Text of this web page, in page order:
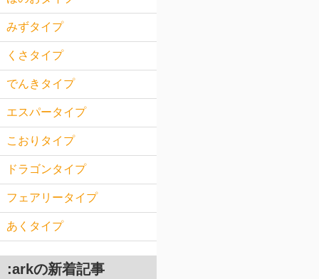
みずタイプ
くさタイプ
でんきタイプ
エスパータイプ
こおりタイプ
ドラゴンタイプ
フェアリータイプ
あくタイプ
:arkの新着記事